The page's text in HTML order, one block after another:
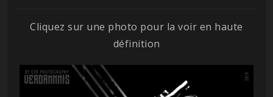
Cliquez sur une photo pour la voir en haute
définition